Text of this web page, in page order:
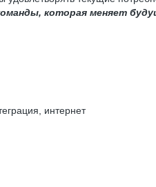
которая меняет
интернет